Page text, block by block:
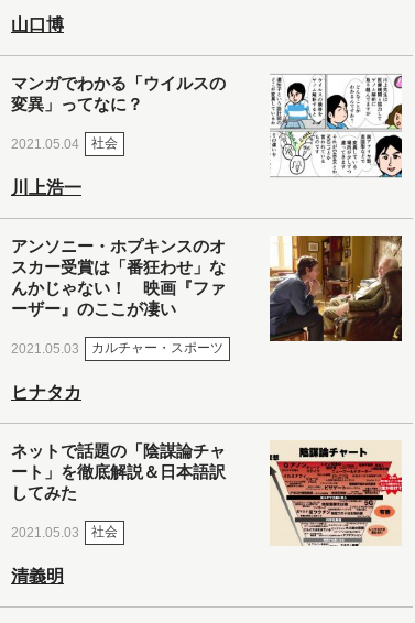
山口博
マンガでわかる「ウイルスの
変異」ってなに？
2021.05.04 社会
川上浩一
アンソニー・ホプキンスのオ
スカー受賞は「番狂わせ」な
んかじゃない！ 映画『ファ
ーザー』のここが凄い
2021.05.03 カルチャー・スポーツ
ヒナタカ
ネットで話題の「陰謀論チャ
ート」を徹底解説＆日本語訳
してみた
2021.05.03 社会
清義明